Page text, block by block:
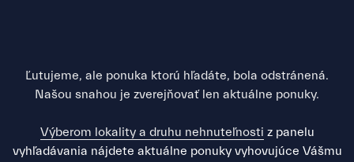
Ľutujeme, ale ponuka ktorú hľadáte, bola odstránená.
Našou snahou je zverejňovať len aktuálne ponuky.
Výberom lokality a druhu nehnuteľnosti z panelu
vyhľadávania nájdete aktuálne ponuky vyhovujúce Vášmu